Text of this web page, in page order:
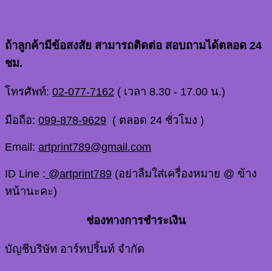
ถ้าลูกค้ามีข้อสงสัย สามารถติดต่อ สอบถามได้ตลอด 24
ชม.
โทรศัพท์: 02-077-7162 ( เวลา 8.30 - 17.00 น.)
มือถือ: 099-878-9629 ( ตลอด 24 ชั่วโมง )
Email: artprint789@gmail.com
ID Line : @artprint789 (อย่าลืมใส่เครื่องหมาย @ ข้าง
หน้านะคะ)
ช่องทางการชำระเงิน
บัญชีบริษัท อาร์ทปริ้นท์ จำกัด